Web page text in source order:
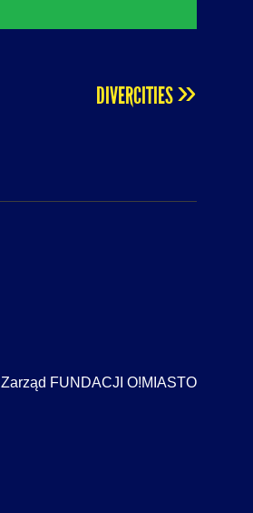
DIVERCITIES»
Zarząd FUNDACJI O!MIASTO